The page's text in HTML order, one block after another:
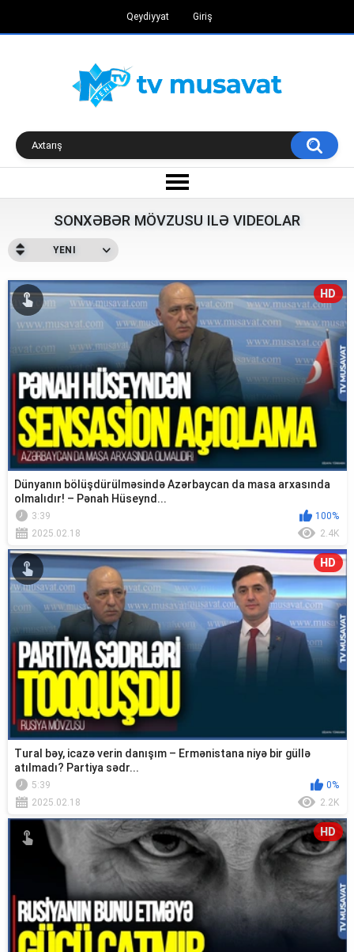
Qeydiyyat Giriş
SONXƏBƏR MÖVZUSU ILƏ VIDEOLAR
YENI
HD
Dünyanın bölüşdürülməsində Azərbaycan da masa arxasında
olmalıdır! – Pənah Hüseynd...
3:39
100%
2025.02.18
2.4K
HD
Tural bəy, icazə verin danışım – Ermənistana niyə bir güllə
atılmadı? Partiya sədr...
5:39
0%
2025.02.18
2.2K
HD